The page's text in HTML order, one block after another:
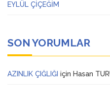
EYLÜL ÇİÇEĞİM
SON YORUMLAR
AZINLIK ÇIĞLIĞI için Hasan